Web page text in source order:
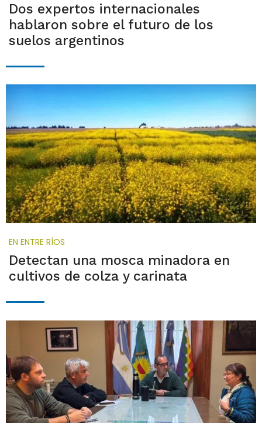
Dos expertos internacionales
hablaron sobre el futuro de los
suelos argentinos
EN ENTRE RÍOS
Detectan una mosca minadora en
cultivos de colza y carinata